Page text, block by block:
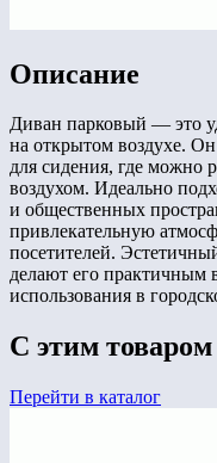
Описание
Диван парковый — это
на открытом воздухе.
для сидения, где можно
воздухом. Идеально
и общественных
привлекательную
посетителей.
делают его практичным
использования в
С этим
Перейти в каталог